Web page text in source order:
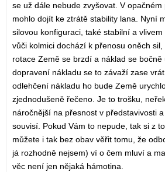
se už dále nebude zvyšovat. V
mohlo dojít ke ztrátě stability lana. Nyní
silovou konfiguraci, také stabilní a
vůči kolmici dochází k přenosu oněch
rotace Země se brzdí a náklad se bočně
dopravení nákladu se to závaží zase
odlehčení nákladu ho bude Země
zjednodušeně řečeno. Je to trošku,
náročnější na přesnost v představivosti
souvisí. Pokud Vám to nepude, tak si z
můžete i tak bez obav věřit tomu, že
já rozhodně nejsem) ví o čem mluví a
věc není jen nějaká hámotina.